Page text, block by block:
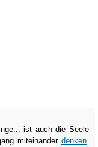
ist auch die Seele
miteinander denken.